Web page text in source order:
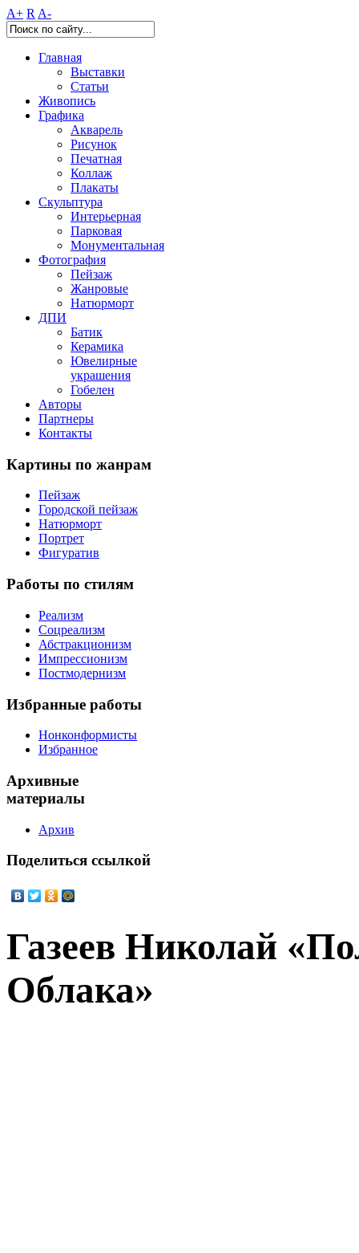
A+ R A-
Главная
Выставки
Статьи
Живопись
Графика
Акварель
Рисунок
Печатная
Коллаж
Плакаты
Скульптура
Интерьерная
Парковая
Монументальная
Фотография
Пейзаж
Жанровые
Натюрморт
ДПИ
Батик
Керамика
Ювелирные
украшения
Гобелен
Авторы
Партнеры
Контакты
Картины по жанрам
Пейзаж
Городской пейзаж
Натюрморт
Портрет
Фигуратив
Работы по стилям
Реализм
Соцреализм
Абстракционизм
Импрессионизм
Постмодернизм
Избранные работы
Нонконформисты
Избранное
Архивные
материалы
Архив
Поделиться ссылкой
Газеев Николай
Облака»